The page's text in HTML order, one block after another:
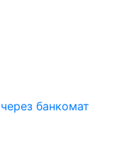
банкомат